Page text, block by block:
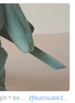
こひろ＠こぎん刺しのテディベア作家 kogin＊bear style @ kurosuke3796